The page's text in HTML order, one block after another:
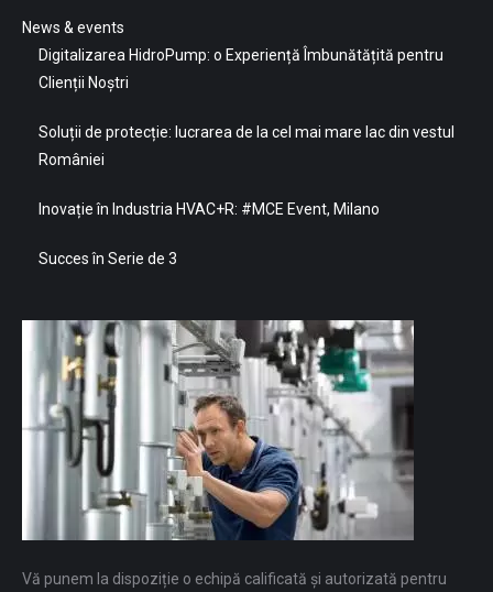
News & events
Digitalizarea HidroPump: o Experiență Îmbunătățită pentru
Clienții Noștri
Soluții de protecție: lucrarea de la cel mai mare lac din vestul
României
Inovație în Industria HVAC+R: #MCE Event, Milano
Succes în Serie de 3
Vă punem la dispoziție o echipă calificată și autorizată pentru